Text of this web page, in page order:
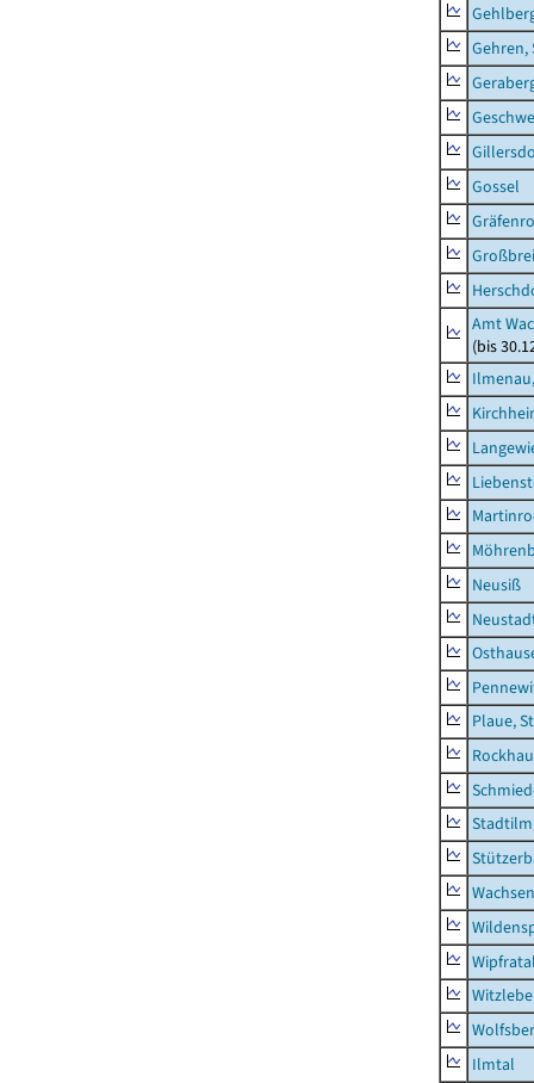
Gehren,
Gossel
Amt
(bis
Neusiß
Plaue,
Ilmtal